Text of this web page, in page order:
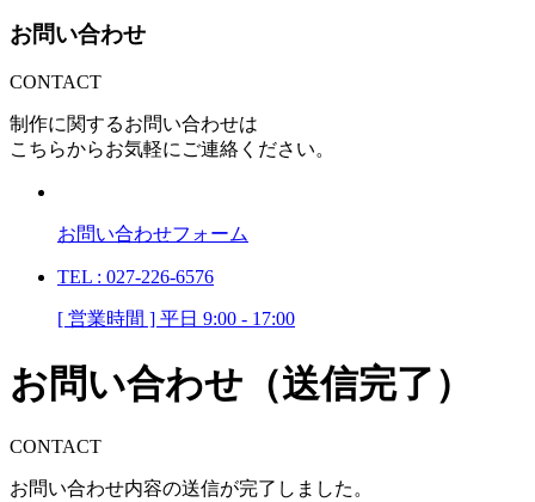
お問い合わせ
CONTACT
制作に関するお問い合わせは
こちらからお気軽にご連絡ください。
お問い合わせフォーム
TEL : 027-226-6576
[ 営業時間 ] 平日 9:00 - 17:00
お問い合わせ（送信完了）
CONTACT
お問い合わせ内容の送信が完了しました。